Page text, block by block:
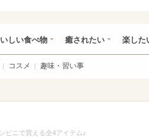
しい食べ物 癒されたい 楽した
コスメ 趣味・習い事
ビニで買える全4アイテム♪